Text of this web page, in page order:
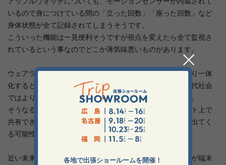
各地で出張ショールームを開催！
いるので身につけている間の「立った回数」「座った回数」など
身体状態が全て記録されてしまうそうです。
こういった機能は一見便利そうですが視点を変えたら全て監視さ
れているという事なのでどこか薄気味悪いものがあります。
ウェアラブルが主流になるという事は端末と人間の体がより一体
化するという事であり、インターネットが発達している現代社会
ではよりネットワークとの距離が近くなる事を意味します。
そうなると今までになかった「体感」情報がインターネット上で
共有できるようになるのでさらなるプライバシーの問題が出てく
る可能性が大いにあるのではないでしょうか。
近い未来にはアニメや映画に出てくるように人間の体自体が端末